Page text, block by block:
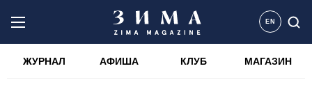
EN
ЖУРНАЛ АФИША КЛУБ МАГАЗИН